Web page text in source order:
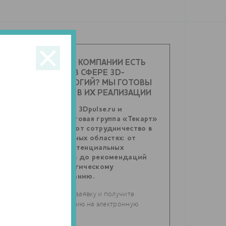
У ВАШЕЙ КОМПАНИИ ЕСТЬ
ЗАДАЧИ В СФЕРЕ 3D-
ТЕХНОЛОГИЙ? МЫ ГОТОВЫ
ПОМОЧЬ В ИХ РЕАЛИЗАЦИИ
Агентство 3Dpulse.ru и
маркетинговая группа «Текарт»
предлагают сотрудничество в
самых разных областях: от
поиска потенциальных
партнеров до рекомендаций
по стратегическому
планированию.
Отправьте заявку и получите
консультацию на электронную